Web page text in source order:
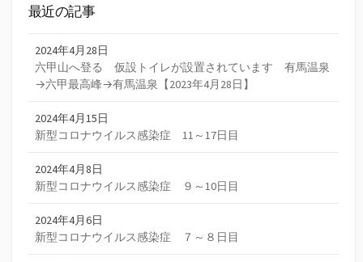
最近の記事
2024年4月28日
六甲山へ登る 仮設トイレが設置されています 有馬温泉
→六甲最高峰→有馬温泉【2023年4月28日】
2024年4月15日
新型コロナウイルス感染症 11～17日目
2024年4月8日
新型コロナウイルス感染症 ９～10日目
2024年4月6日
新型コロナウイルス感染症 ７～８日目